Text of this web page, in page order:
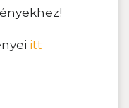
itt